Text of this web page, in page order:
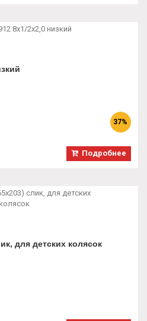
37%
Подробнее
для детских колясок